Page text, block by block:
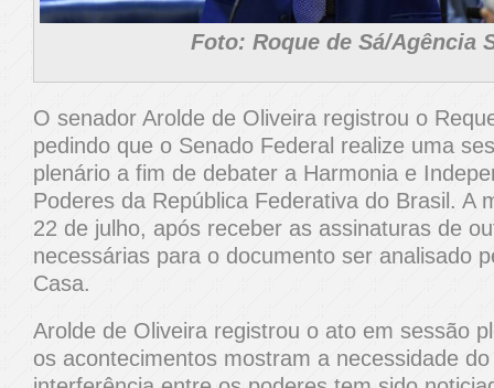
Foto: Roque de Sá/Agência
O senador Arolde de Oliveira registrou o
pedindo que o Senado Federal realize uma
plenário a fim de debater a Harmonia e
Poderes da República Federativa do Brasil. A
22 de julho, após receber as assinaturas de
necessárias para o documento ser analisado
Casa.
Arolde de Oliveira registrou o ato em sessão
os acontecimentos mostram a necessidade